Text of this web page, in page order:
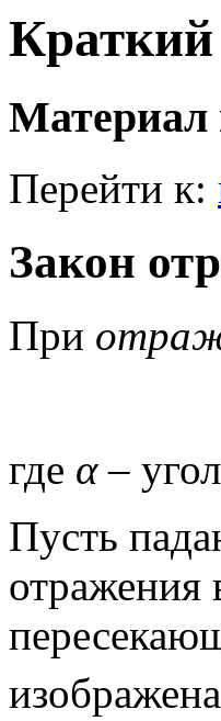
Краткий
Материал
Перейти к:
Закон
При
где α–
Пусть
отражения